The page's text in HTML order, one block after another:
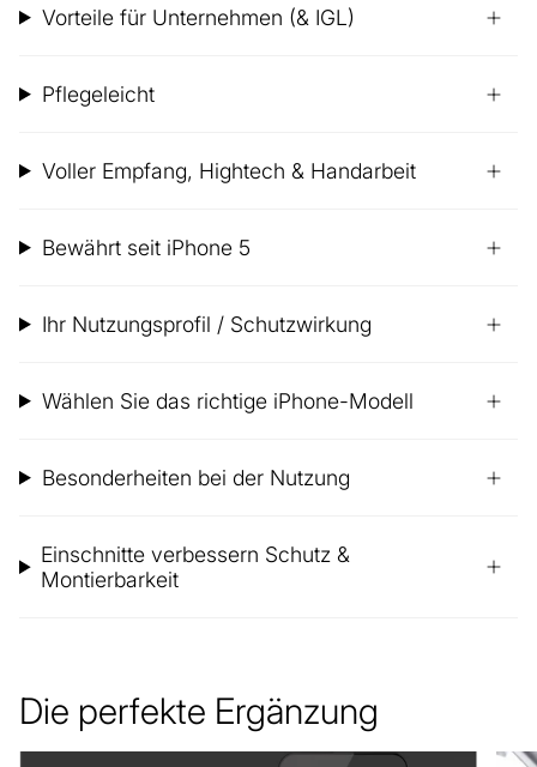
Vorteile für Unternehmen (& IGL)
Pflegeleicht
Voller Empfang, Hightech & Handarbeit
Bewährt seit iPhone 5
Ihr Nutzungsprofil / Schutzwirkung
Wählen Sie das richtige iPhone-Modell
Besonderheiten bei der Nutzung
Einschnitte verbessern Schutz &
Montierbarkeit
Die perfekte Ergänzung